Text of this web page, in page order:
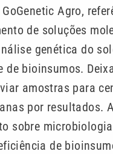
Agro,
de soluções
genética do
de bioinsumos.
amostras para
por resultados.
sobre
de